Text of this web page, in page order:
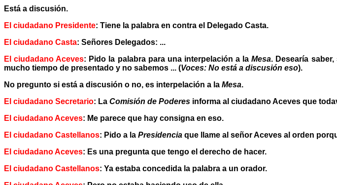
Está a discusión.
El ciudadano Presidente: Tiene la palabra en contra el Delegado Casta.
El ciudadano Casta: Señores Delegados: ...
El ciudadano Aceves: Pido la palabra para una interpelación a laMesa. Desearía
mucho tiempo de presentado y no sabemos ... (Voces: No está a discusión eso).
No pregunto si está a discusión o no, es interpelación a la Mesa.
El ciudadano Secretario: La Comisión de Poderes informa al ciudadano Aceves que
El ciudadano Aceves: Me parece que hay consigna en eso.
El ciudadano Castellanos: Pido a la Presidencia que llame al señor Aceves al orden
El ciudadano Aceves: Es una pregunta que tengo el derecho de hacer.
El ciudadano Castellanos: Ya estaba concedida la palabra a un orador.